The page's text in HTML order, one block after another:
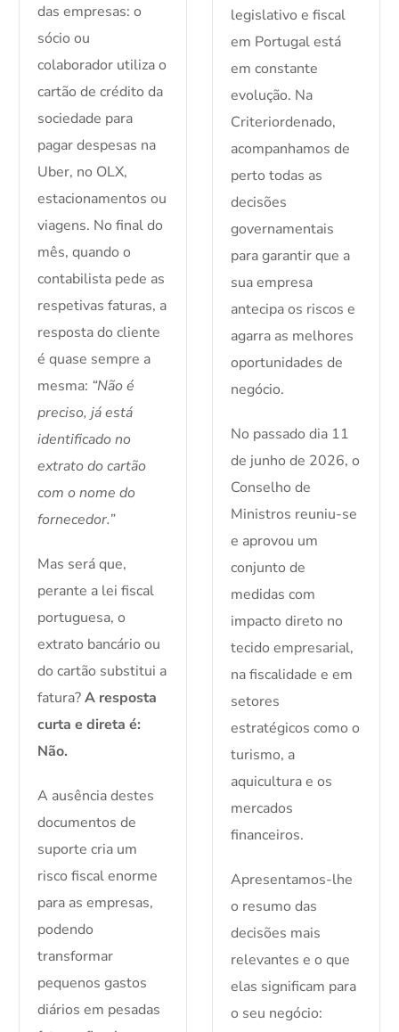
das empresas: o
sócio ou
colaborador utiliza o
cartão de crédito da
sociedade para
pagar despesas na
Uber, no OLX,
estacionamentos ou
viagens. No final do
mês, quando o
contabilista pede as
respetivas faturas, a
resposta do cliente
é quase sempre a
mesma: “Não é
preciso, já está
identificado no
extrato do cartão
com o nome do
fornecedor.”
Mas será que,
perante a lei fiscal
portuguesa, o
extrato bancário ou
do cartão substitui a
fatura?A resposta
curta e direta é:
Não.
A ausência destes
documentos de
suporte cria um
risco fiscal enorme
para as empresas,
podendo
transformar
pequenos gastos
diários em pesadas
legislativo e fiscal
em Portugal está
em constante
evolução. Na
Criteriordenado,
acompanhamos de
perto todas as
decisões
governamentais
para garantir que a
sua empresa
antecipa os riscos e
agarra as melhores
oportunidades de
negócio.
No passado dia 11
de junho de 2026, o
Conselho de
Ministros reuniu-se
e aprovou um
conjunto de
medidas com
impacto direto no
tecido empresarial,
na fiscalidade e em
setores
estratégicos como o
turismo, a
aquicultura e os
mercados
financeiros.
Apresentamos-lhe
o resumo das
decisões mais
relevantes e o que
elas significam para
o seu negócio: